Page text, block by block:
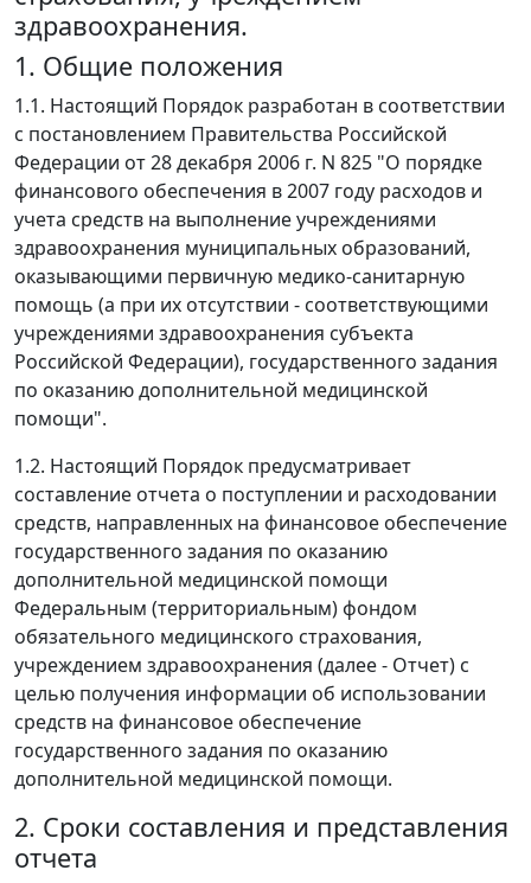
здравоохранения.
1. Общие положения
1.1. Настоящий Порядок разработан в соответствии
с постановлением Правительства Российской
Федерации от 28 декабря 2006 г. N 825 "О порядке
финансового обеспечения в 2007 году расходов и
учета средств на выполнение учреждениями
здравоохранения муниципальных образований,
оказывающими первичную медико-санитарную
помощь (а при их отсутствии - соответствующими
учреждениями здравоохранения субъекта
Российской Федерации), государственного задания
по оказанию дополнительной медицинской
помощи".
1.2. Настоящий Порядок предусматривает
составление отчета о поступлении и расходовании
средств, направленных на финансовое обеспечение
государственного задания по оказанию
дополнительной медицинской помощи
Федеральным (территориальным) фондом
обязательного медицинского страхования,
учреждением здравоохранения (далее - Отчет) с
целью получения информации об использовании
средств на финансовое обеспечение
государственного задания по оказанию
дополнительной медицинской помощи.
2. Сроки составления и представления
отчета